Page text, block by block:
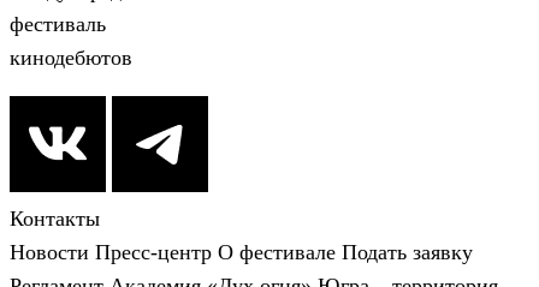
фестиваль
кинодебютов
Контакты
Новости Пресс-центр О фестивале Подать заявку